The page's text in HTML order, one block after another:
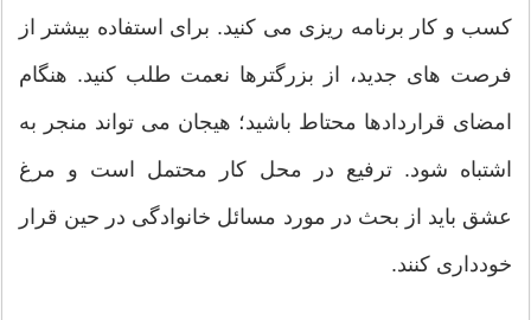
کسب و کار برنامه ریزی می کنید. برای استفاده بیشتر از
فرصت های جدید، از بزرگترها نعمت طلب کنید. هنگام
امضای قراردادها محتاط باشید؛ هیجان می تواند منجر به
اشتباه شود. ترفیع در محل کار محتمل است و مرغ
عشق باید از بحث در مورد مسائل خانوادگی در حین قرار
خودداری کنند.